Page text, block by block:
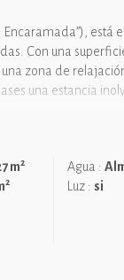
Encaramada”),
Con una
zona de
una estancia
y tumbonas.
y de serenidad!
m2
2
Agua :
Luz : si